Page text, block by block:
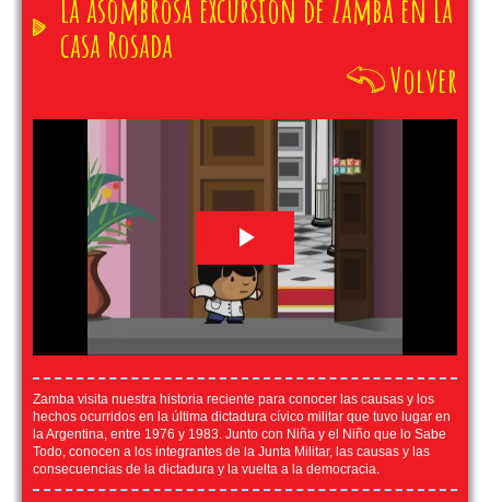
La asombrosa excursión de Zamba en La
casa Rosada
Volver
Zamba visita nuestra historia reciente para conocer las causas y los
hechos ocurridos en la última dictadura cívico militar que tuvo lugar en
la Argentina, entre 1976 y 1983. Junto con Niña y el Niño que lo Sabe
Todo, conocen a los integrantes de la Junta Militar, las causas y las
consecuencias de la dictadura y la vuelta a la democracia.